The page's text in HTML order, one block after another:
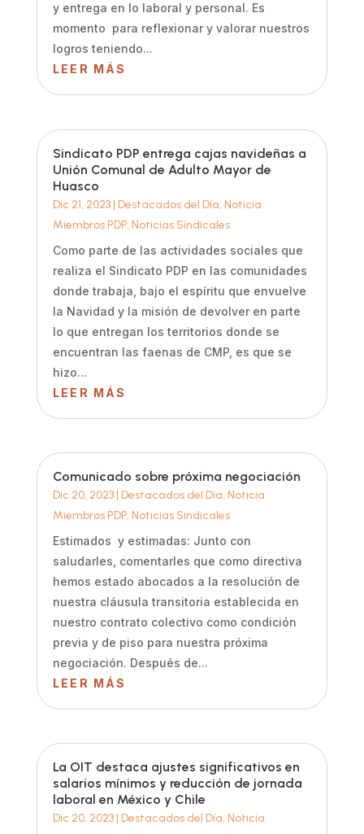
y entrega en lo laboral y personal. Es
momento para reflexionar y valorar nuestros
logros teniendo...
LEER MÁS
Sindicato PDP entrega cajas navideñas a
Unión Comunal de Adulto Mayor de
Huasco
Dic 21, 2023| Destacados del Día, Noticia
Miembros PDP, Noticias Sindicales
Como parte de las actividades sociales que
realiza el Sindicato PDP en las comunidades
donde trabaja, bajo el espíritu que envuelve
la Navidad y la misión de devolver en parte
lo que entregan los territorios donde se
encuentran las faenas de CMP, es que se
hizo...
LEER MÁS
Comunicado sobre próxima negociación
Dic 20, 2023| Destacados del Día, Noticia
Miembros PDP, Noticias Sindicales
Estimados y estimadas: Junto con
saludarles, comentarles que como directiva
hemos estado abocados a la resolución de
nuestra cláusula transitoria establecida en
nuestro contrato colectivo como condición
previa y de piso para nuestra próxima
negociación. Después de...
LEER MÁS
La OIT destaca ajustes significativos en
salarios mínimos y reducción de jornada
laboral en México y Chile
Dic 20, 2023| Destacados del Día, Noticia